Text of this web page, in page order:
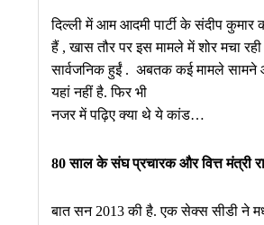
दिल्ली में आम आदमी पार्टी के संदीप
हैं , खास तौर पर इस मामले में शोर मचा
सार्वजनिक हुईं . अबतक कई मामले सामने
यहां नहीं है. फिर भी
नजर में पढ़िए क्या थे ये कांड…
80 साल के संघ प्रचारक और वित्त मंत्री
बात सन 2013 की है. एक सेक्स सीडी ने